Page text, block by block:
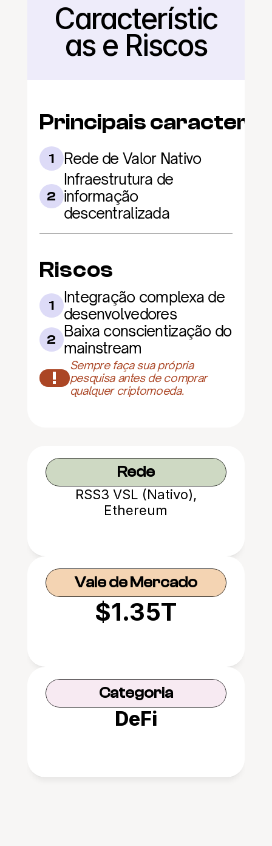
Voltar
Característic
as e Riscos
Principais
1 Rede de Valor Nativo
2
Infraestrutura de
informação
descentralizada
Riscos
1
Integração complexa de
desenvolvedores
2 Baixa conscientização do
mainstream
!
Sempre faça sua própria
pesquisa antes de comprar
qualquer criptomoeda.
Rede
RSS3 VSL (Nativo),
Ethereum
Vale de Mercado
$1.35T
Categoria
DeFi